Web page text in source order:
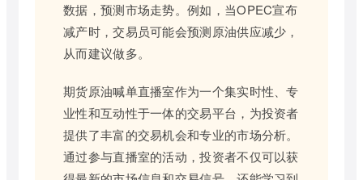
数据，预测市场走势。例如，当OPEC宣布
减产时，交易员可能会预测原油供应减少，
从而建议做多。
期货原油喊单直播室作为一个集实时性、专
业性和互动性于一体的交易平台，为投资者
提供了丰富的交易机会和专业的市场分析。
通过参与直播室的活动，投资者不仅可以获